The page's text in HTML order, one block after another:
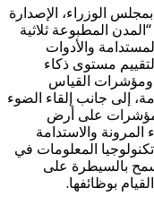
الوزراء، الإصدارة
المطبوعة ثلاثية
والأدوات
مستوى ذكاء
ومؤشرات القياس
إلى جانب إلقاء الضوء
على أرض
والاستدامة
المعلومات في
بالسيطرة على
بوظائفها.